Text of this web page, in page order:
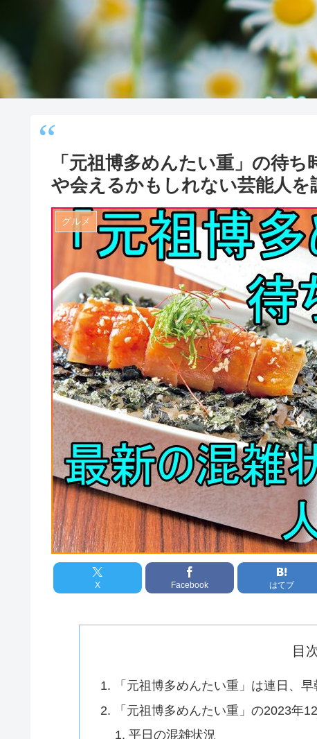
「元祖博多めんたい重」の待
や会えるかもしれない芸能人を
グルメ
X Facebook はてブ
目
「元祖博多めんたい重」は連日、早
「元祖博多めんたい重」の2023年
平日の混雑状況